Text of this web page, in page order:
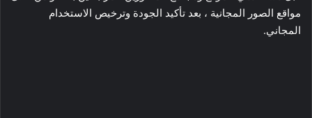
مواقع الصور المجانية ، بعد تأكيد الجودة وترخيص الاستخدام
المجاني.